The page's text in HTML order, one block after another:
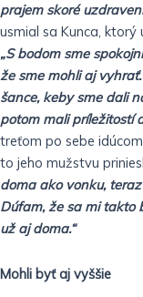
prajem skoré
usmial sa Kunca,
„S bodom sme
že sme mohli aj
šance, keby sme dali
potom mali príležitostí
treťom po sebe
to jeho mužstvu
doma ako vonku,
Dúfam, že sa mi takto
už aj doma.“
Mohli byť aj vyššie